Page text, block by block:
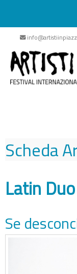
Vai
contenuto
Scheda
Latin Duo
Se